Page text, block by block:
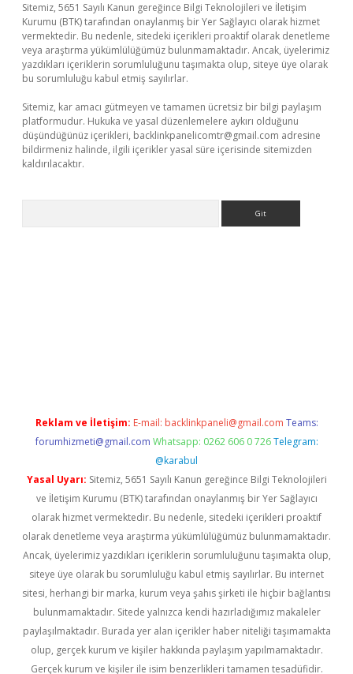
Sitemiz, 5651 Sayılı Kanun gereğince Bilgi Teknolojileri ve İletişim
Kurumu (BTK) tarafından onaylanmış bir Yer Sağlayıcı olarak hizmet
vermektedir. Bu nedenle, sitedeki içerikleri proaktif olarak denetleme
veya araştırma yükümlülüğümüz bulunmamaktadır. Ancak, üyelerimiz
yazdıkları içeriklerin sorumluluğunu taşımakta olup, siteye üye olarak
bu sorumluluğu kabul etmiş sayılırlar.
Sitemiz, kar amacı gütmeyen ve tamamen ücretsiz bir bilgi paylaşım
platformudur. Hukuka ve yasal düzenlemelere aykırı olduğunu
düşündüğünüz içerikleri, backlinkpanelicomtr@gmail.com adresine
bildirmeniz halinde, ilgili içerikler yasal süre içerisinde sitemizden
kaldırılacaktır.
Reklam ve İletişim: E-mail: backlinkpaneli@gmail.com Teams:
forumhizmeti@gmail.com Whatsapp: 0262 606 0 726 Telegram:
@karabul
Yasal Uyarı: Sitemiz, 5651 Sayılı Kanun gereğince Bilgi Teknolojileri
ve İletişim Kurumu (BTK) tarafından onaylanmış bir Yer Sağlayıcı
olarak hizmet vermektedir. Bu nedenle, sitedeki içerikleri proaktif
olarak denetleme veya araştırma yükümlülüğümüz bulunmamaktadır.
Ancak, üyelerimiz yazdıkları içeriklerin sorumluluğunu taşımakta olup,
siteye üye olarak bu sorumluluğu kabul etmiş sayılırlar. Bu internet
sitesi, herhangi bir marka, kurum veya şahıs şirketi ile hiçbir bağlantısı
bulunmamaktadır. Sitede yalnızca kendi hazırladığımız makaleler
paylaşılmaktadır. Burada yer alan içerikler haber niteliği taşımamakta
olup, gerçek kurum ve kişiler hakkında paylaşım yapılmamaktadır.
Gerçek kurum ve kişiler ile isim benzerlikleri tamamen tesadüfidir.